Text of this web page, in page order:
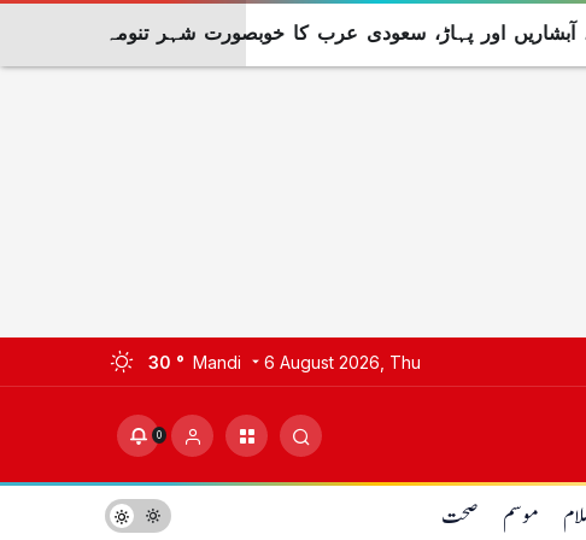
30 ° Mandi 6 August 2026, Thu
0
موسم صحت
آبشاریں اور پہاڑ، سعودی عرب کا خوبصورت شہر تنومہ